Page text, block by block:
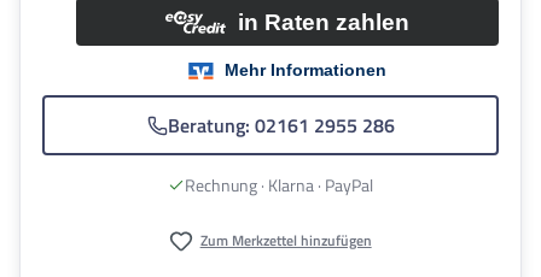
Beratung: 02161 2955 286
Rechnung · Klarna · PayPal
Zum Merkzettel hinzufügen